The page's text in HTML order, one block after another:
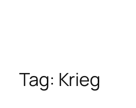
Tag: Krieg